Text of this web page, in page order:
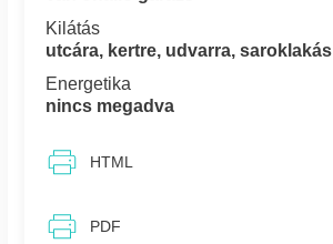
Kilátás
utcára, kertre, udvarra, saroklakás
Energetika
nincs megadva
HTML
PDF